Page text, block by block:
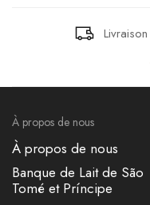
À propos de nous
À propos de nous
Banque de Lait de São
Tomé et Príncipe